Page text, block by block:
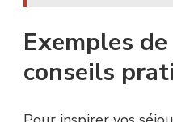
Exemples
conseils